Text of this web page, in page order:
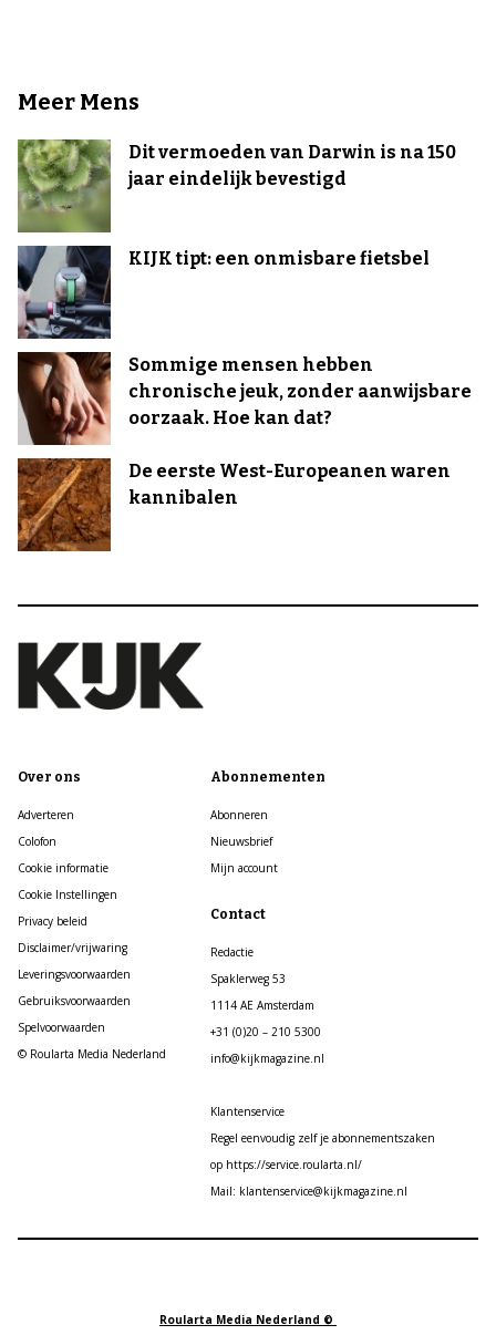
Meer Mens
Dit vermoeden van Darwin is na 150
jaar eindelijk bevestigd
KIJK tipt: een onmisbare fietsbel
Sommige mensen hebben
chronische jeuk, zonder aanwijsbare
oorzaak. Hoe kan dat?
De eerste West-Europeanen waren
kannibalen
Over ons
Adverteren
Colofon
Cookie informatie
Cookie Instellingen
Privacy beleid
Disclaimer/vrijwaring
Leveringsvoorwaarden
Gebruiksvoorwaarden
Spelvoorwaarden
© Roularta Media Nederland
Abonnementen
Abonneren
Nieuwsbrief
Mijn account
Contact
Redactie
Spaklerweg 53
1114 AE Amsterdam
+31 (0)20 – 210 5300
info@kijkmagazine.nl
Klantenservice
Regel eenvoudig zelf je abonnementszaken
op https://service.roularta.nl/
Mail: klantenservice@kijkmagazine.nl
Roularta Media Nederland ©